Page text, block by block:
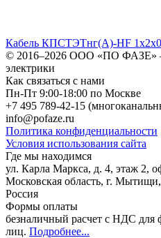
Кабель КПСТЭТнг(А)-HF
© 2016–2026 ООО «ПО ФАЗЕ»
электрики
Как связаться с нами
Пн-Пт 9:00-18:00 по Москве
+7 495 789-42-15
info@pofaze.ru
Политика конфиденциальности
Условия использования сайта
Где мы находимся
ул. Карла Маркса, д. 4, этаж 2,
Московская область, г. Мытищи,
Россия
Формы оплаты
безналичный расчет с НДС для
лиц. Подробнее...